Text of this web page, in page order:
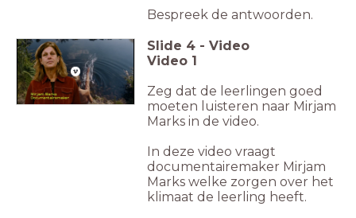
Bespreek de antwoorden.
Slide 4 - Video
Video 1
Zeg dat de leerlingen goed
moeten luisteren naar Mirjam
Marks in de video.
In deze video vraagt
documentairemaker Mirjam
Marks welke zorgen over het
klimaat de leerling heeft.